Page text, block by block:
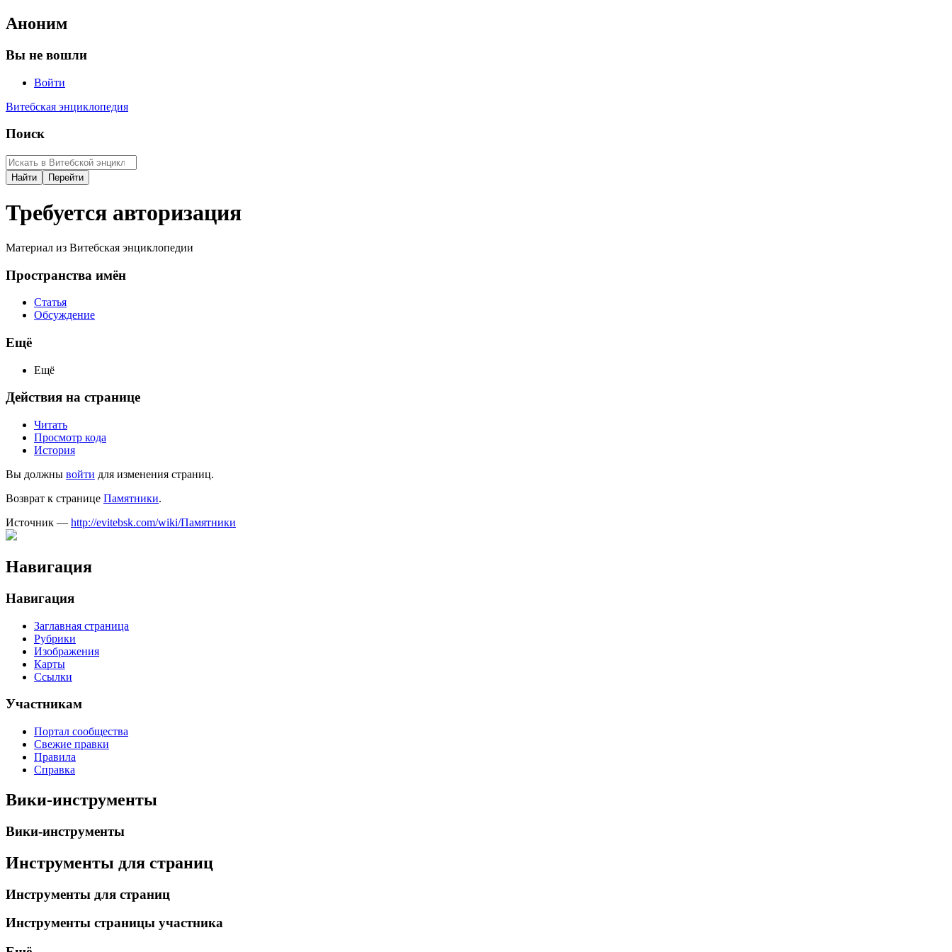
Аноним
Вы не вошли
Войти
Витебская энциклопедия
Поиск
Требуется авторизация
Материал из Витебская энциклопедии
Пространства имён
Статья
Обсуждение
Ещё
Ещё
Действия на странице
Читать
Просмотр кода
История
Вы должны войти для изменения страниц.
Возврат к странице Памятники.
Источник — http://evitebsk.com/wiki/Памятники
Навигация
Навигация
Заглавная страница
Рубрики
Изображения
Карты
Ссылки
Участникам
Портал сообщества
Свежие правки
Правила
Справка
Вики-инструменты
Вики-инструменты
Инструменты для страниц
Инструменты для страниц
Инструменты страницы участника